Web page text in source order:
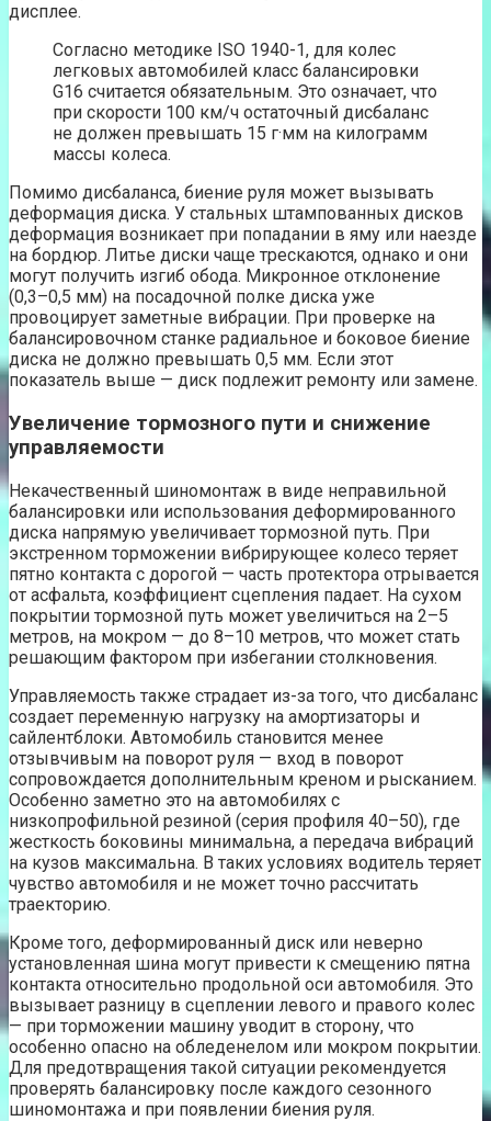
дисплее.
Согласно методике ISO 1940-1, для колес
легковых автомобилей класс балансировки
G16 считается обязательным. Это означает, что
при скорости 100 км/ч остаточный дисбаланс
не должен превышать 15 г·мм на килограмм
массы колеса.
Помимо дисбаланса, биение руля может вызывать
деформация диска. У стальных штампованных дисков
деформация возникает при попадании в яму или наезде
на бордюр. Литье диски чаще трескаются, однако и они
могут получить изгиб обода. Микронное отклонение
(0,3–0,5 мм) на посадочной полке диска уже
провоцирует заметные вибрации. При проверке на
балансировочном станке радиальное и боковое биение
диска не должно превышать 0,5 мм. Если этот
показатель выше — диск подлежит ремонту или замене.
Увеличение тормозного пути и снижение
управляемости
Некачественный шиномонтаж в виде неправильной
балансировки или использования деформированного
диска напрямую увеличивает тормозной путь. При
экстренном торможении вибрирующее колесо теряет
пятно контакта с дорогой — часть протектора отрывается
от асфальта, коэффициент сцепления падает. На сухом
покрытии тормозной путь может увеличиться на 2–5
метров, на мокром — до 8–10 метров, что может стать
решающим фактором при избегании столкновения.
Управляемость также страдает из-за того, что дисбаланс
создает переменную нагрузку на амортизаторы и
сайлентблоки. Автомобиль становится менее
отзывчивым на поворот руля — вход в поворот
сопровождается дополнительным креном и рысканием.
Особенно заметно это на автомобилях с
низкопрофильной резиной (серия профиля 40–50), где
жесткость боковины минимальна, а передача вибраций
на кузов максимальна. В таких условиях водитель теряет
чувство автомобиля и не может точно рассчитать
траекторию.
Кроме того, деформированный диск или неверно
установленная шина могут привести к смещению пятна
контакта относительно продольной оси автомобиля. Это
вызывает разницу в сцеплении левого и правого колес
— при торможении машину уводит в сторону, что
особенно опасно на обледенелом или мокром покрытии.
Для предотвращения такой ситуации рекомендуется
проверять балансировку после каждого сезонного
шиномонтажа и при появлении биения руля.